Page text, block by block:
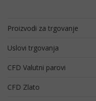
Proizvodi za trgovanje
Uslovi trgovanja
CFD Valutni parovi
CFD Zlato